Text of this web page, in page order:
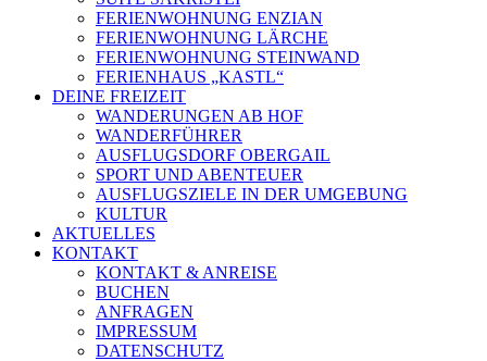
FERIENWOHNUNG ENZIAN
FERIENWOHNUNG LÄRCHE
FERIENWOHNUNG STEINWAND
FERIENHAUS „KASTL“
DEINE FREIZEIT
WANDERUNGEN AB HOF
WANDERFÜHRER
AUSFLUGSDORF OBERGAIL
SPORT UND ABENTEUER
AUSFLUGSZIELE IN DER UMGEBUNG
KULTUR
AKTUELLES
KONTAKT
KONTAKT & ANREISE
BUCHEN
ANFRAGEN
IMPRESSUM
DATENSCHUTZ